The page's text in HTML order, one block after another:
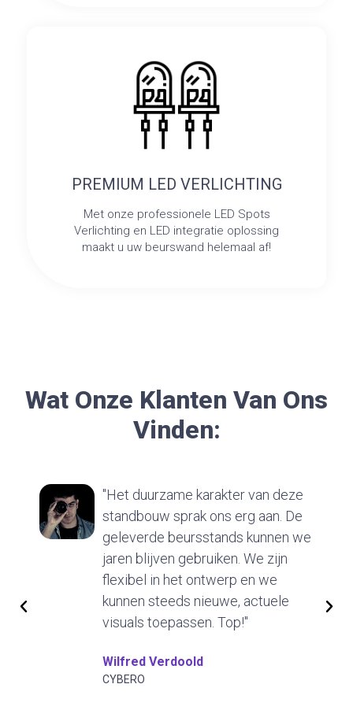
PREMIUM LED VERLICHTING
Met onze professionele LED Spots
Verlichting en LED integratie oplossing
maakt u uw beurswand helemaal af!
Wat Onze Klanten Van Ons
Vinden:
"Het duurzame karakter van deze
standbouw sprak ons erg aan. De
geleverde beursstands kunnen we
jaren blijven gebruiken. We zijn
flexibel in het ontwerp en we
kunnen steeds nieuwe, actuele
visuals toepassen. Top!"
Wilfred Verdoold
CYBERO